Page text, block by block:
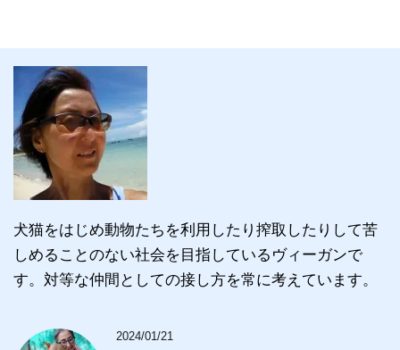
犬猫をはじめ動物たちを利用したり搾取したりして苦
しめることのない社会を目指しているヴィーガンで
す。対等な仲間としての接し方を常に考えています。
2024/01/21